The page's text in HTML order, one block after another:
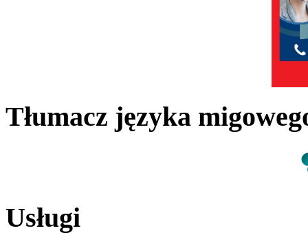
Tłumacz języka
Usługi